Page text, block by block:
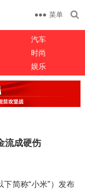
菜单
汽车
时尚
娱乐
流成硬伤
简称“小米”）发布